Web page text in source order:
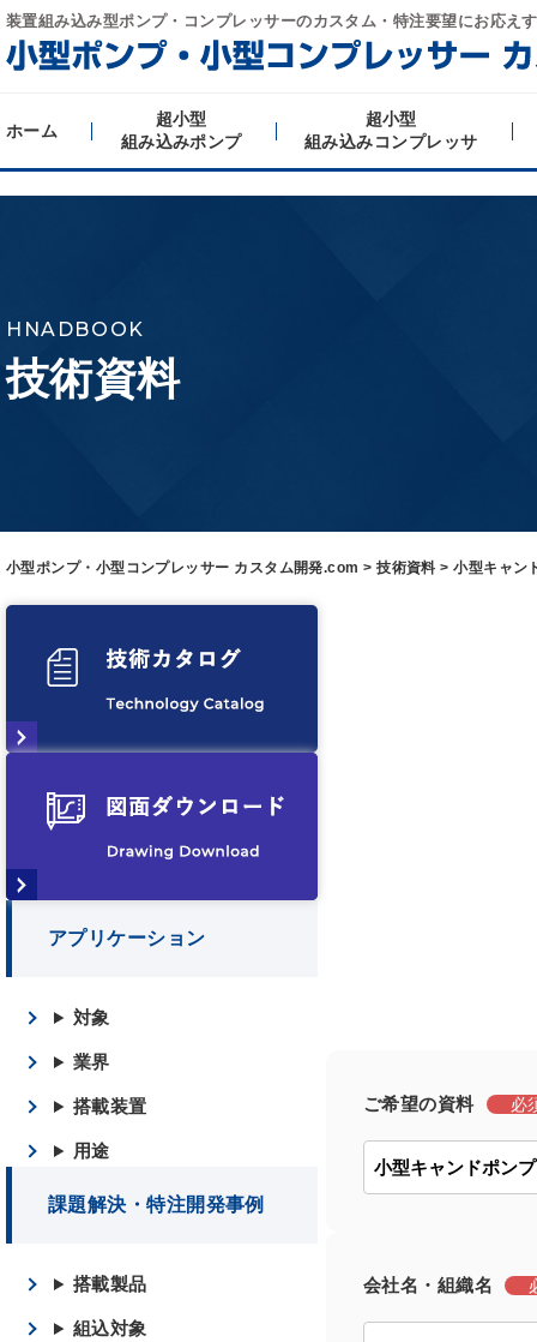
装置組み込み型ポンプ・コンプレッサーのカスタム・特注要望にお応え
ホーム
超小型
組み込みポンプ
超小型
組み込みコンプレッサ
HNADBOOK
技術資料
小型ポンプ・小型コンプレッサー カスタム開発.com >技術資料 >小型キャン
アプリケーション
対象
業界
搭載装置
用途
課題解決・特注開発事例
搭載製品
組込対象
ご希望の資料 必
会社名・組織名